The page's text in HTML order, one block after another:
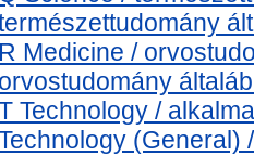
R Medicine /
orvostudomány
Technology /
(General)